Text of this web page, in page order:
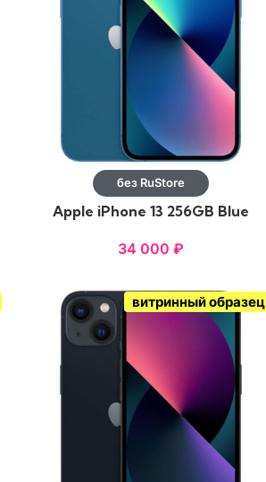
без RuStore
Apple iPhone 13 256GB Blue
34 000 ₽
витринный образец